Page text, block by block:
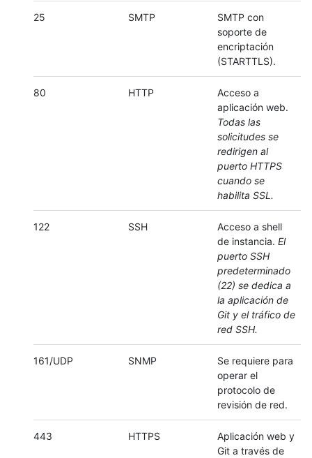
25 SMTP
SMTP con
soporte de
encriptación
(STARTTLS).
80 HTTP
Acceso a
aplicación web.
Todas las
solicitudes se
redirigen al
puerto HTTPS
cuando se
habilita SSL.
122 SSH
Acceso a shell
de instancia. El
puerto SSH
predeterminado
(22) se dedica a
la aplicación de
Git y el tráfico de
red SSH.
161/UDP SNMP
Se requiere para
operar el
protocolo de
revisión de red.
443 HTTPS
Aplicación web y
Git a través de